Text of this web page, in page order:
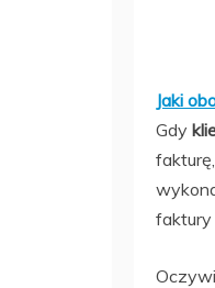
Jaki
Gdy
faktury